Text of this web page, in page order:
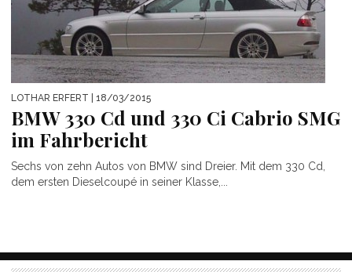
LOTHAR ERFERT | 18/03/2015
BMW 330 Cd und 330 Ci Cabrio SMG
im Fahrbericht
Sechs von zehn Autos von BMW sind Dreier. Mit dem 330 Cd,
dem ersten Dieselcoupé in seiner Klasse,...